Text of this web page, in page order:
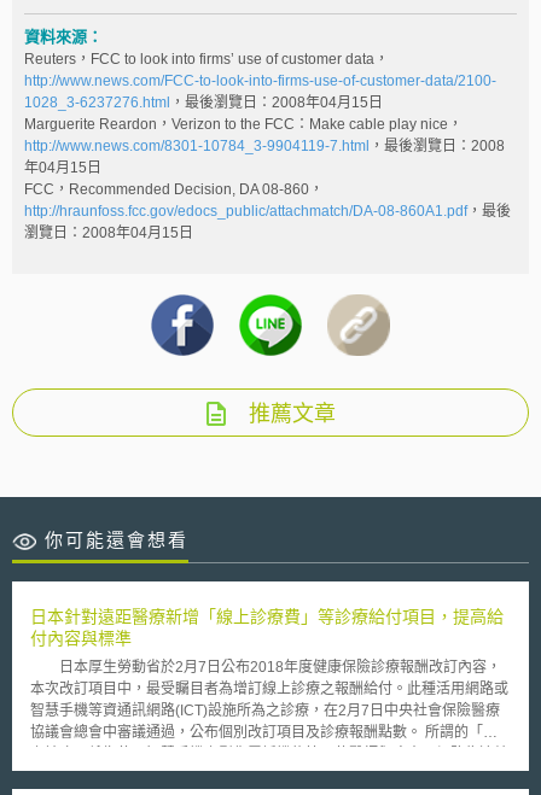
資料來源：
Reuters，FCC to look into firms’ use of customer data，
http://www.news.com/FCC-to-look-into-firms-use-of-customer-data/2100-
1028_3-6237276.html ，最後瀏覽日：2008年04月15日
Marguerite Reardon，Verizon to the FCC：Make cable play nice，
http://www.news.com/8301-10784_3-9904119-7.html ，最後瀏覽日：2008
年04月15日
FCC，Recommended Decision, DA 08-860，
http://hraunfoss.fcc.gov/edocs_public/attachmatch/DA-08-860A1.pdf，最後
瀏覽日：2008年04月15日
推薦文章
你可能還會想看
日本針對遠距醫療新增「線上診療費」等診療給付項目，提高給
付內容與標準
日本厚生勞動省於2月7日公布2018年度健康保險診療報酬改訂內容，
本次改訂項目中，最受矚目者為增訂線上診療之報酬給付。此種活用網路或
智慧手機等資通訊網路(ICT)設施所為之診療，在2月7日中央社會保險醫療
協議會總會中審議通過，公布個別改訂項目及診療報酬點數。 所謂的「線
所進行之診療。新設之診療報酬規定，係以具備「使用線上系統等通信技